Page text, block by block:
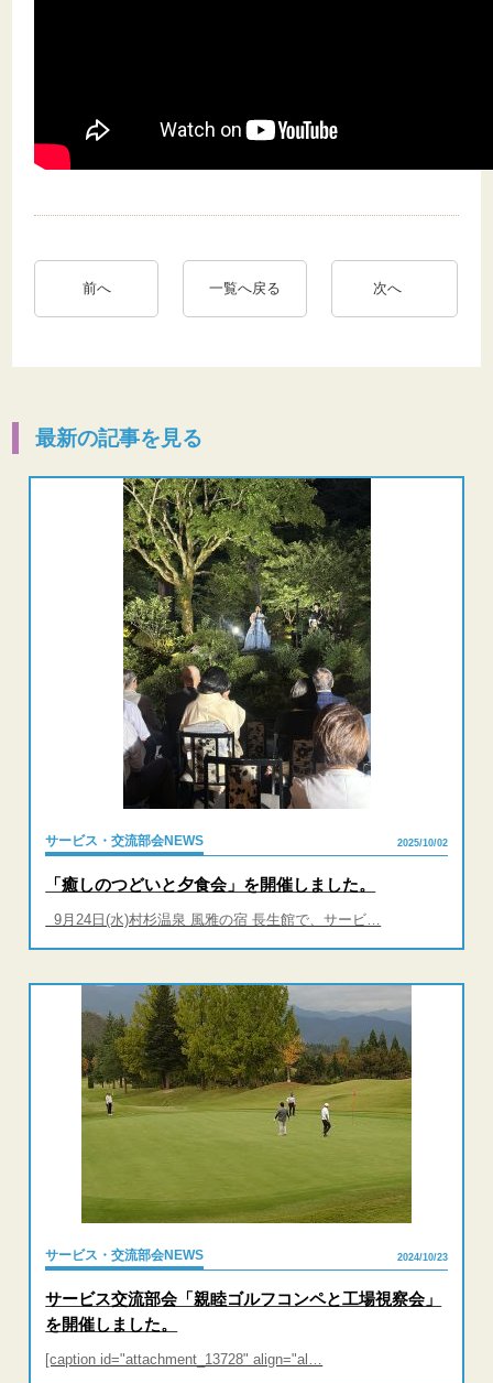
前へ 一覧へ戻る 次へ
最新の記事を見る
サービス・交流部会NEWS 2025/10/02
「癒しのつどいと夕食会」を開催しました。
9月24日(水)村杉温泉 風雅の宿 長生館で、サービ…
サービス・交流部会NEWS 2024/10/23
サービス交流部会「親睦ゴルフコンペと工場視察会」
を開催しました。
[caption id="attachment_13728" align="al…